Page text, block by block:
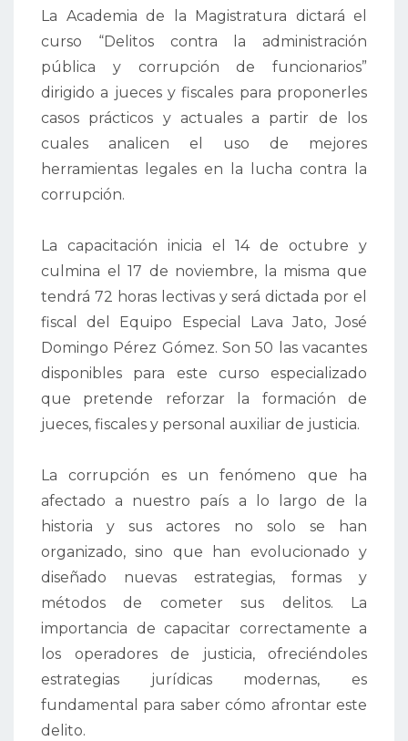
La Academia de la Magistratura dictará el
curso “Delitos contra la administración
pública y corrupción de funcionarios”
dirigido a jueces y fiscales para proponerles
casos prácticos y actuales a partir de los
cuales analicen el uso de mejores
herramientas legales en la lucha contra la
corrupción.
La capacitación inicia el 14 de octubre y
culmina el 17 de noviembre, la misma que
tendrá 72 horas lectivas y será dictada por el
fiscal del Equipo Especial Lava Jato, José
Domingo Pérez Gómez. Son 50 las vacantes
disponibles para este curso especializado
que pretende reforzar la formación de
jueces, fiscales y personal auxiliar de justicia.
La corrupción es un fenómeno que ha
afectado a nuestro país a lo largo de la
historia y sus actores no solo se han
organizado, sino que han evolucionado y
diseñado nuevas estrategias, formas y
métodos de cometer sus delitos. La
importancia de capacitar correctamente a
los operadores de justicia, ofreciéndoles
estrategias jurídicas modernas, es
fundamental para saber cómo afrontar este
delito.